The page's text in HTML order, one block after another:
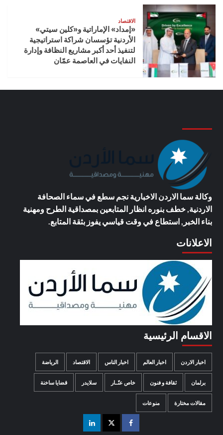
الاقتصاد
«إمداد» الإماراتية و«كلين سيتي»
الأردنية تؤسسان شراكة استراتيجية
لتنفيذ أحد أكبر مشاريع النظافة وإدارة
النفايات في العاصمة عمّان
وكالة سما الاردن الاخباريةنجم سطع في سماء الصحافة
الاردنية, خطف بنوره انظار المتابعين بمصداقية الطرح ومهنية
بناء الخبر, استطاع في وقت قياسي يفوز بثقة المتابع.
الاعلانات
الاقسام الرئيسية
اخبار الاردن اخبار العالم اخبار الناس الاقتصاد الرياضة
برلمان ثقافة و فنون خاص عنّــار سلايدر قضايا ساخنة
مقالات مختارة منوعات